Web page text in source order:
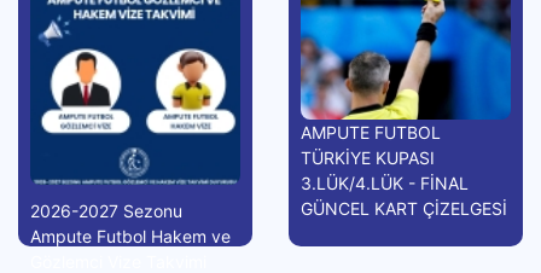
2026-2027 Sezonu
Ampute Futbol Hakem ve
AMPUTE FUTBOL
TÜRKİYE KUPASI
3.LÜK/4.LÜK - FİNAL
GÜNCEL KART ÇİZELGESİ